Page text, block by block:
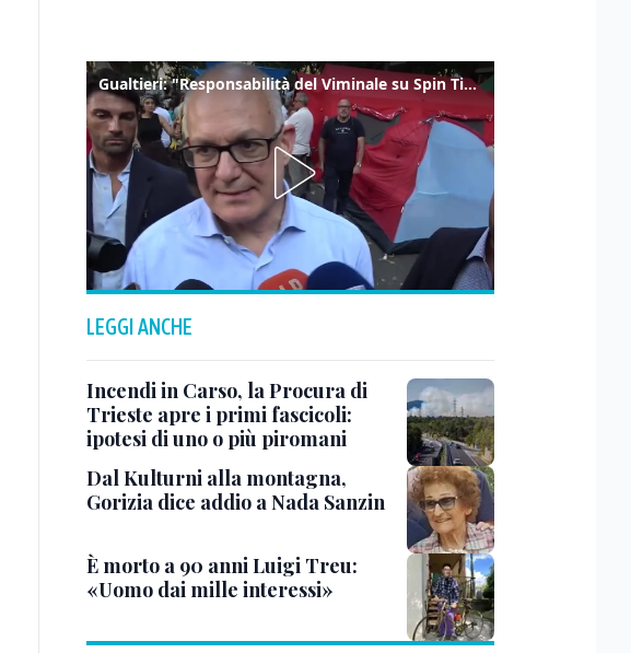
Gualtieri: "Responsabilità del Viminale su Spin Time? La posizione dei partiti è nota"
LEGGI ANCHE
Incendi in Carso, la Procura di
Trieste apre i primi fascicoli:
ipotesi di uno o più piromani
Dal Kulturni alla montagna,
Gorizia dice addio a Nada Sanzin
È morto a 90 anni Luigi Treu:
«Uomo dai mille interessi»